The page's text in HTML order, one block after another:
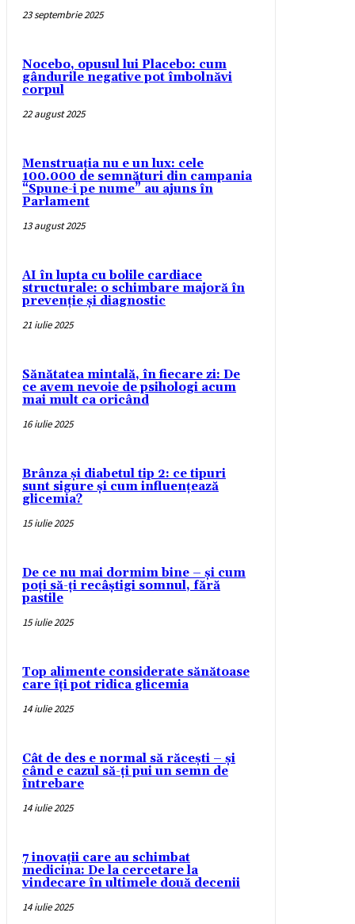
23 septembrie 2025
Nocebo, opusul lui Placebo: cum
gândurile negative pot îmbolnăvi
corpul
22 august 2025
Menstruația nu e un lux: cele
100.000 de semnături din campania
“Spune-i pe nume” au ajuns în
Parlament
13 august 2025
AI în lupta cu bolile cardiace
structurale: o schimbare majoră în
prevenție și diagnostic
21 iulie 2025
Sănătatea mintală, în fiecare zi: De
ce avem nevoie de psihologi acum
mai mult ca oricând
16 iulie 2025
Brânza și diabetul tip 2: ce tipuri
sunt sigure și cum influențează
glicemia?
15 iulie 2025
De ce nu mai dormim bine – și cum
poți să-ți recâștigi somnul, fără
pastile
15 iulie 2025
Top alimente considerate sănătoase
care îți pot ridica glicemia
14 iulie 2025
Cât de des e normal să răcești – și
când e cazul să-ți pui un semn de
întrebare
14 iulie 2025
7 inovații care au schimbat
medicina: De la cercetare la
vindecare în ultimele două decenii
14 iulie 2025